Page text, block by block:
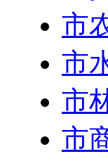
市
市
市
市